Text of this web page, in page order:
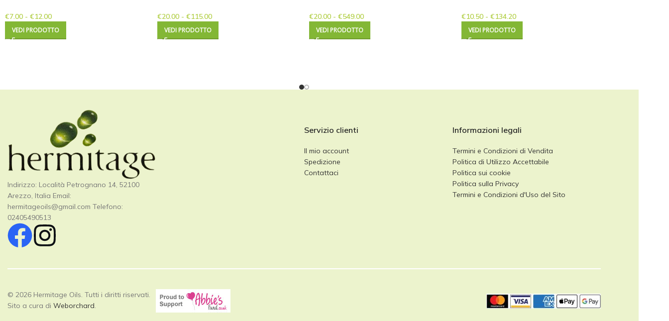
€7.00 - €12.00
VEDI PRODOTTO
€20.00 - €115.00
VEDI PRODOTTO
€20.00 - €549.00
VEDI PRODOTTO
€10.50 - €134.20
VEDI PRODOTTO
Indirizzo: Località Petrognano 14, 52100
Arezzo, Italia Email:
hermitageoils@gmail.com Telefono:
02405490513
Servizio clienti
Il mio account
Spedizione
Contattaci
Informazioni legali
Termini e Condizioni di Vendita
Politica di Utilizzo Accettabile
Politica sui cookie
Politica sulla Privacy
Termini e Condizioni d'Uso del Sito
© 2026 Hermitage Oils. Tutti i diritti riservati.
Sito a cura di Weborchard.